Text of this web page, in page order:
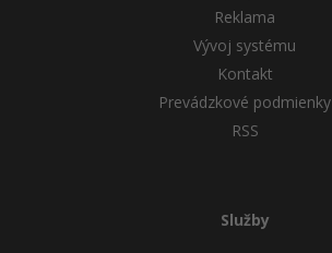
Reklama
Vývoj systému
Kontakt
Prevádzkové podmienky
RSS
Služby